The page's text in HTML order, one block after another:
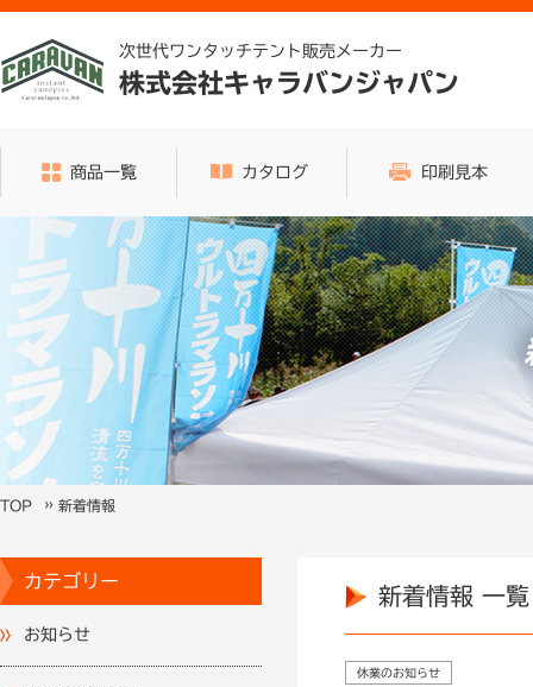
次世代ワンタッチテント販売メーカー
株式会社キャラバンジャパン
商品一覧 カタログ 印刷見本
TOP » 新着情報
カテゴリー
お知らせ
新着情報 一覧
休業のお知らせ